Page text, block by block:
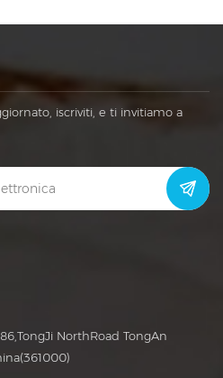
iscriviti, e ti invitiamo a
NorthRoad TongAn